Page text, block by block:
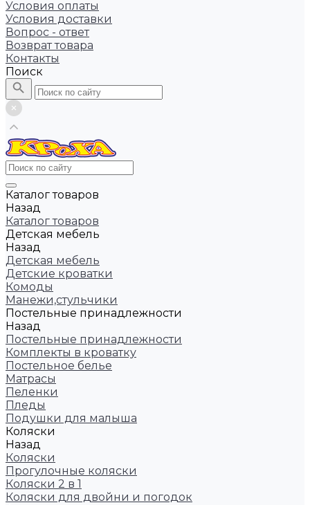
Условия оплаты
Условия доставки
Вопрос - ответ
Возврат товара
Контакты
Поиск
Каталог товаров
Назад
Каталог товаров
Детская мебель
Назад
Детская мебель
Детские кроватки
Комоды
Манежи,стульчики
Постельные принадлежности
Назад
Постельные принадлежности
Комплекты в кроватку
Постельное белье
Матрасы
Пеленки
Пледы
Подушки для малыша
Коляски
Назад
Коляски
Прогулочные коляски
Коляски 2 в 1
Коляски для двойни и погодок